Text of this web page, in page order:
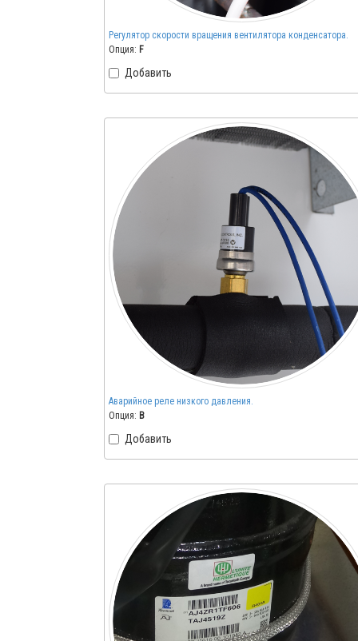
Регулятор скорости вращения вентилятора конденсатора.
Опция: F
Добавить
Аварийное реле низкого давления.
Опция: B
Добавить